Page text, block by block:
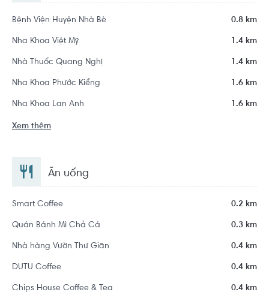
Bệnh Viện Huyện Nhà Bè 0.8 km
Nha Khoa Việt Mỹ 1.4 km
Nhà Thuốc Quang Nghị 1.4 km
Nha Khoa Phước Kiểng 1.6 km
Nha Khoa Lan Anh 1.6 km
Xem thêm
Ăn uống
Smart Coffee 0.2 km
Quán Bánh Mì Chả Cá 0.3 km
Nhà hàng Vườn Thư Giãn 0.4 km
DUTU Coffee 0.4 km
Chips House Coffee & Tea 0.4 km